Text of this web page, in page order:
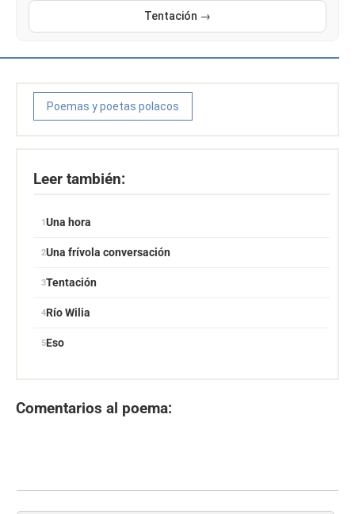
Tentación →
Poemas y poetas polacos
Leer también:
Una hora
Una frívola conversación
Tentación
Río Wilia
Eso
Comentarios al poema: